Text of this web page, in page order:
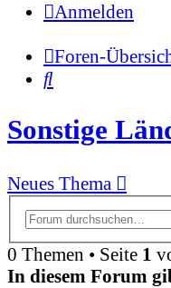
Anmelden
Foren-
Sonstige
Neues Thema
0 Themen • Seite 1
In diesem Forum